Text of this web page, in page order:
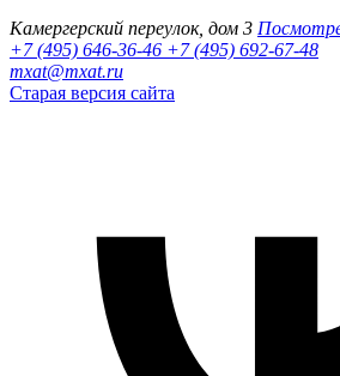
Камергерский переулок, дом 3
+7 (495) 646-36-46 +7 (495) 692-67-48‬
mxat@mxat.ru
Старая версия сайта